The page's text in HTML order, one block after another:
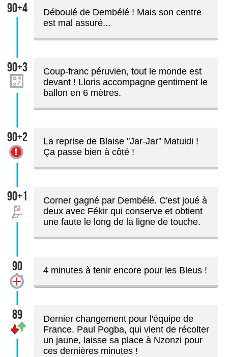
90+4
Déboulé de Dembélé ! Mais son centre
est mal assuré...
90+3
Coup-franc péruvien, tout le monde est
devant ! Lloris accompagne gentiment le
ballon en 6 mètres.
90+2
La reprise de Blaise "Jar-Jar" Matuidi !
Ça passe bien à côté !
90+1
Corner gagné par Dembélé. C'est joué à
deux avec Fékir qui conserve et obtient
une faute le long de la ligne de touche.
90 4 minutes à tenir encore pour les Bleus !
89
Dernier changement pour l'équipe de
France. Paul Pogba, qui vient de récolter
un jaune, laisse sa place à Nzonzi pour
ces dernières minutes !